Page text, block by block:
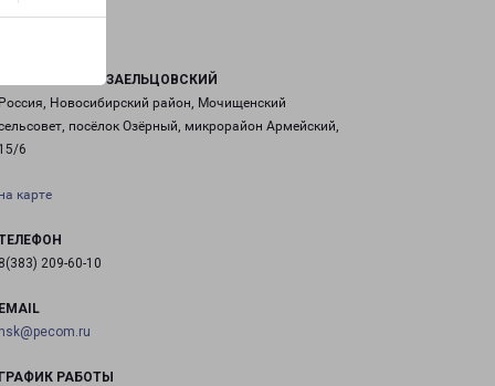
ЗАЕЛЬЦОВСКИЙ
Новосибирский район, Мочищенский
посёлок Озёрный, микрорайон Армейский,
6
карте
209-60-10
РАБОТЫ